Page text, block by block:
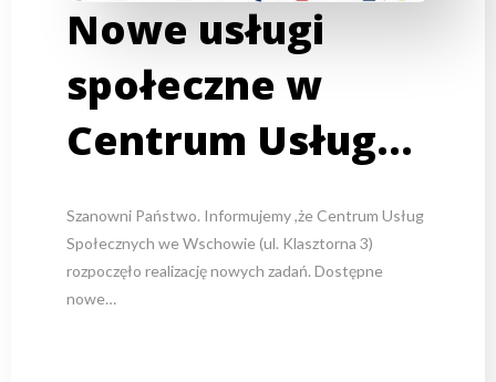
Nowe usługi
społeczne w
Centrum Usług…
Szanowni Państwo. Informujemy ,że Centrum Usług
Społecznych we Wschowie (ul. Klasztorna 3)
rozpoczęło realizację nowych zadań. Dostępne
nowe…